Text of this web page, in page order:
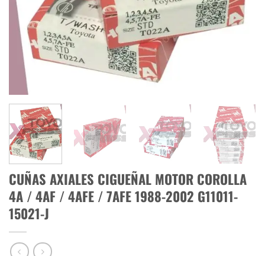
CUÑAS AXIALES CIGUEÑAL MOTOR COROLLA
4A / 4AF / 4AFE / 7AFE 1988-2002 G11011-
15021-J